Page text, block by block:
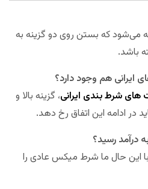
می‌شود که بستن روی دو گزینه به
باشد.
ایرانی هم وجود دارد؟
های شرط بندی ایرانی، گزینه بالا و
در ادامه این اتفاق رخ دهد.
درآمد رسید؟
این حال ما شرط میکس عادی را